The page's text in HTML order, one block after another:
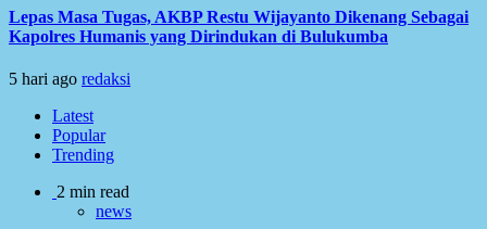
Lepas Masa Tugas, AKBP Restu Wijayanto Dikenang Sebagai
Kapolres Humanis yang Dirindukan di Bulukumba
5 hari ago redaksi
Latest
Popular
Trending
2 min read
news